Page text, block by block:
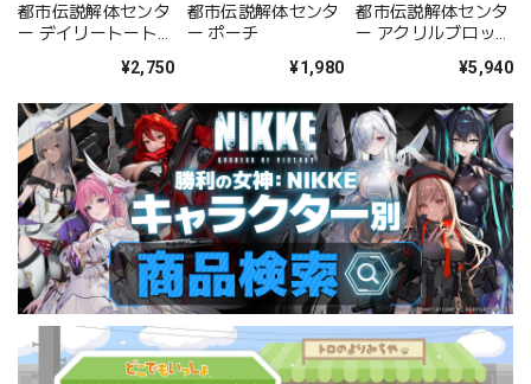
都市伝説解体センタ
ー デイリートートバ
¥2,750
都市伝説解体センタ
ー ポーチ
¥1,980
都市伝説解体センタ
ー アクリルブロック
¥5,940